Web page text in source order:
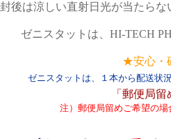
後は涼しい直射日光が当たら
ゼニスタットは、HI-TECH
★安心・
ゼニスタットは、１本から配送状
「郵便局
注）郵便局留めご希望の場